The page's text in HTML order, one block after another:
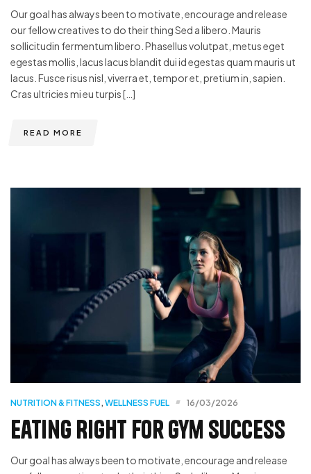
Our goal has always been to motivate, encourage and release
our fellow creatives to do their thing Sed a libero. Mauris
sollicitudin fermentum libero. Phasellus volutpat, metus eget
egestas mollis, lacus lacus blandit dui id egestas quam mauris ut
lacus. Fusce risus nisl, viverra et, tempor et, pretium in, sapien.
Cras ultricies mi eu turpis […]
READ MORE
NUTRITION & FITNESS, WELLNESS FUEL 16/03/2026
Eating Right for Gym Success
Our goal has always been to motivate, encourage and release